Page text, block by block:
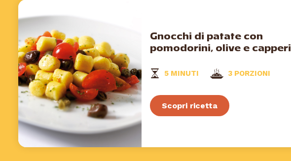
Gnocchi di patate con
pomodorini, olive e capperi
5 MINUTI 3 PORZIONI
Scopri ricetta